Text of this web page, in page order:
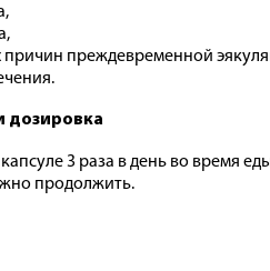
преждевременной
дозировка
3 раза в день во время
продолжить.